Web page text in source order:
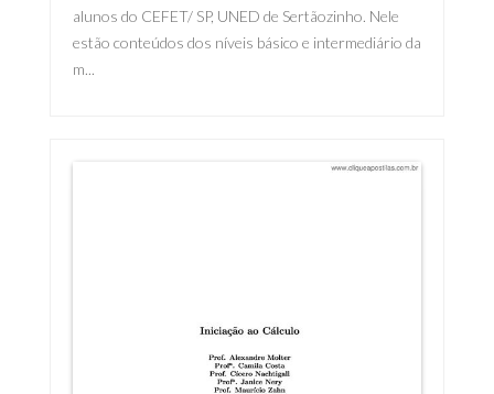
alunos do CEFET/ SP, UNED de Sertãozinho. Nele
estão conteúdos dos níveis básico e intermediário da
m...